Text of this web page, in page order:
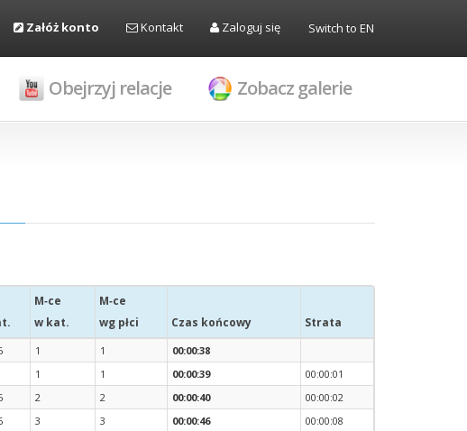
Załóż konto Kontakt Zaloguj się Switch to EN
Obejrzyj relacje Zobacz galerie
M‑ce
w kat.
M‑ce
wg płci
Czas końcowy Strata
1 1
00:00:38
1 1 00:00:39
00:00:01
2 2 00:00:40
00:00:02
3 3 00:00:46
00:00:08